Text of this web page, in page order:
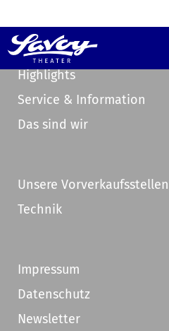
Highlights
Service & Information
Das sind wir
Unsere Vorverkaufsstellen
Technik
Impressum
Datenschutz
Newsletter